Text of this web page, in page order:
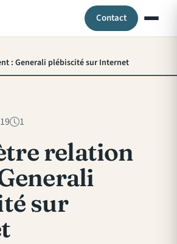
Contact
: Generali plébiscité sur Internet
1
relation
sur